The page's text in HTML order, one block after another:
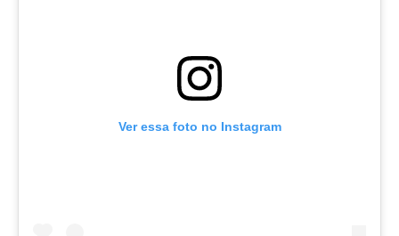
Ver essa foto no Instagram